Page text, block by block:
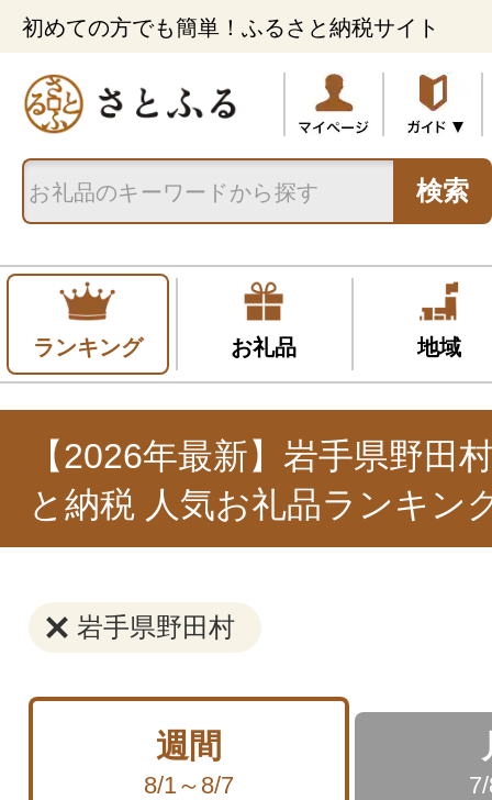
初めての方でも簡単！ふるさと納税サイト
検索
ランキング お礼品 地域
【2026年最新】岩手県野田
と納税 人気お礼品ランキン
岩手県野田村
週間
8/1～8/7